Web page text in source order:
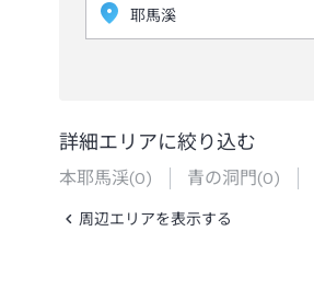
詳細エリアに絞り込む
本耶馬渓(0) 青の洞門(0)
周辺エリアを表示する